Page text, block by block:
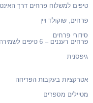
טיפים למשלוח פרחים דרך
פרחים, שוקולד ויין
סידורי פרחים
פרחים רעננים – 6 טיפים לשמירה נכונה על זרים
גיפסנית
אטרקציות בעקבות הפריחה
מטיילים מספרים